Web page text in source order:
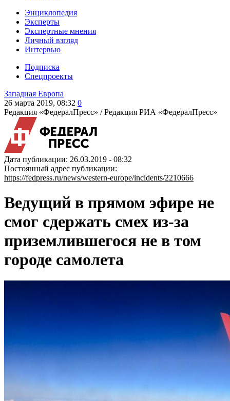
Энциклопедия
Эксперты
Экспертные мнения
Личный взгляд
Интервью
Подписка
Спецпроекты
Западная Европа
26 марта 2019, 08:32 0
Редакция «ФедералПресс» /Редакция РИА «ФедералПресс»
Дата публикации: 26.03.2019 - 08:32
Постоянный адрес публикации:
https://fedpress.ru/news/western-europe/incidents/2210666
Ведущий в прямом эфире не
смог сдержать смех из-за
приземлившегося не в том
городе самолета